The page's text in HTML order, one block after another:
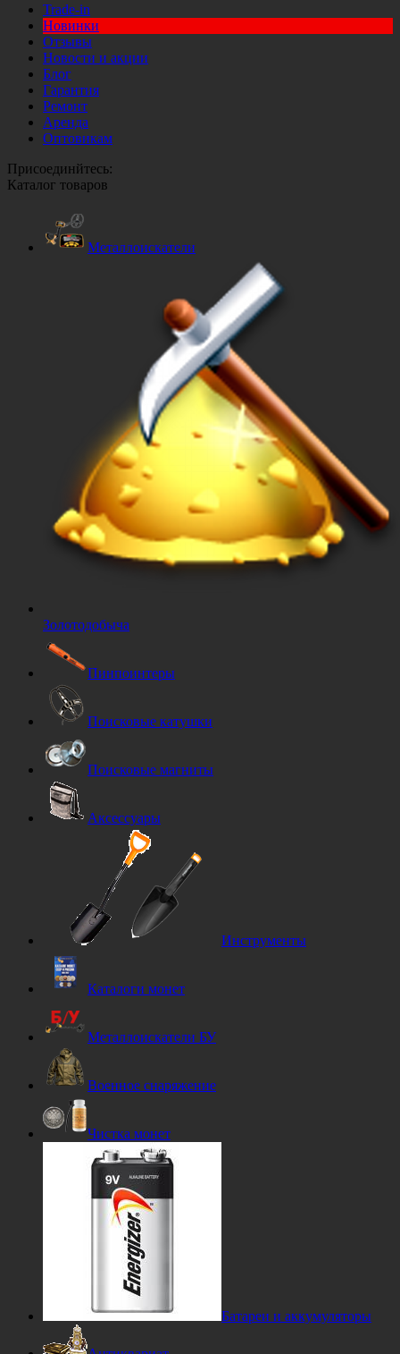
Trade-in
Новинки
Отзывы
Новости и акции
Блог
Гарантия
Ремонт
Аренда
Оптовикам
Присоединйтесь:
Каталог товаров
Металлоискатели
Золотодобыча
Пинпоинтеры
Поисковые катушки
Поисковые магниты
Аксессуары
Инструменты
Каталоги монет
Металлоискатели БУ
Военное снаряжение
Чистка монет
Батареи и аккумуляторы